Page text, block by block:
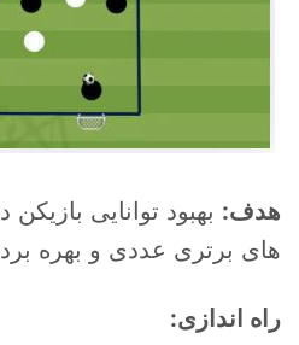
هدف: بهبود توانایی
های برتری عددی و بهره
راه اندازی: